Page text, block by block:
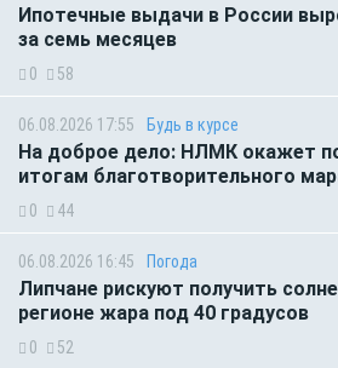
Ипотечные выдачи в России
за семь месяцев
0 58
06.08.2026 17:55 Будь в курсе
На доброе дело: НЛМК окажет
итогам благотворительного
0 44
06.08.2026 16:45 Погода
Липчане рискуют получить
регионе жара под 40 градусов
0 52